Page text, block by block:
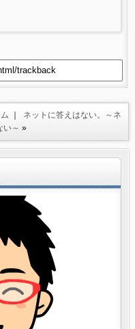
ネットに答えはない。～ネ
い～ »